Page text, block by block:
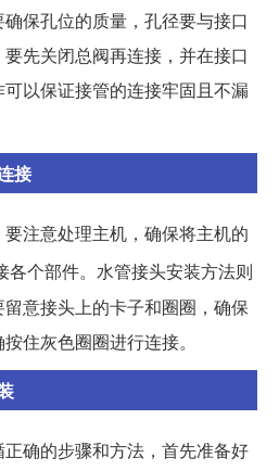
保孔位的质量，孔径要与接口
先关闭总阀再连接，并在接口
以保证接管的连接牢固且不漏
接
注意处理主机，确保将主机的
各个部件。水管接头安装方法则
意接头上的卡子和圈圈，确保
住灰色圈圈进行连接。
确的步骤和方法，首先准备好